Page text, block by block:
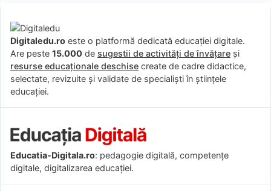
Digitaledu.ro este o platformă dedicată educației digitale.
Are peste 15.000 de sugestii de activități de învățare și
resurse educaționale deschise create de cadre didactice,
selectate, revizuite și validate de specialiști în științele
educației.
Educatia-Digitala.ro: pedagogie digitală, competențe
digitale, digitalizarea educației.